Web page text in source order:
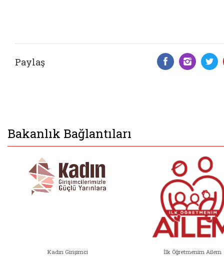
Paylaş
Bakanlık Bağlantıları
Kadın Girişimci İlk Öğretmenim Ailem